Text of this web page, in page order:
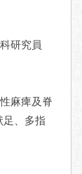
研究員
麻痺及脊
足、多指